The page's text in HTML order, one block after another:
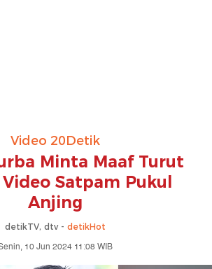
Video 20Detik
Minta Maaf Turut
Satpam Pukul
Anjing
detikTV, dtv - detikHot
10 Jun 2024 11:08 WIB